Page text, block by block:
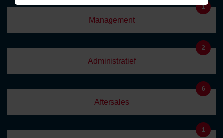
Management
1
Administratief
2
Aftersales
6
1